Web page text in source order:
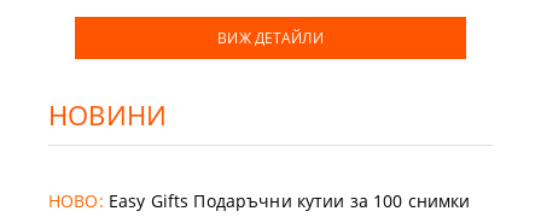
ВИЖ ДЕТАЙЛИ
НОВИНИ
НОВО: Easy Gifts Подаръчни кутии за 100 снимки